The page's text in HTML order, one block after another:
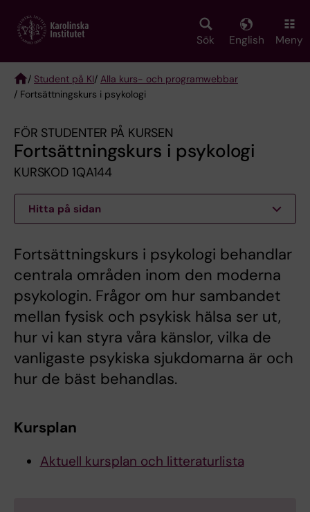
main
Sök English Meny
Breadcrumb
/ Student på KI/ Alla kurs- och programwebbar
/ Fortsättningskurs i psykologi
FÖR STUDENTER PÅ KURSEN
Fortsättningskurs i psykologi
KURSKOD 1QA144
Hitta på sidan
Fortsättningskurs i psykologi behandlar
centrala områden inom den moderna
psykologin. Frågor om hur sambandet
mellan fysisk och psykisk hälsa ser ut,
hur vi kan styra våra känslor, vilka de
vanligaste psykiska sjukdomarna är och
hur de bäst behandlas.
Kursplan
Aktuell kursplan och litteraturlista